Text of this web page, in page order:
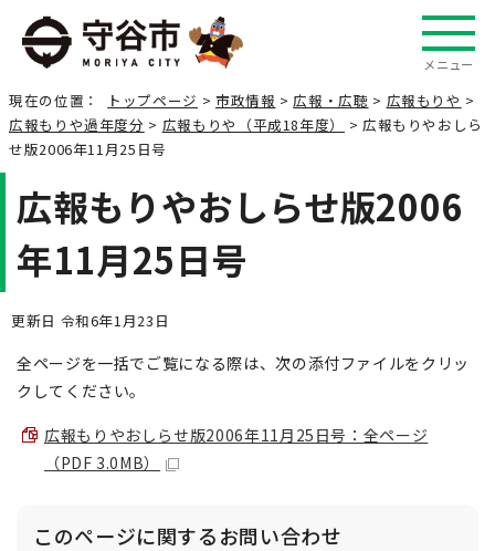
メニュー
現在の位置： トップページ > 市政情報 >広報・広聴 > 広報もりや >
広報もりや過年度分 > 広報もりや（平成18年度）
> 広報もりやおしら
せ版2006年11月25日号
広報もりやおしらせ版2006
年11月25日号
更新日 令和6年1月23日
全ページを一括でご覧になる際は、次の添付ファイルをクリッ
クしてください。
広報もりやおしらせ版2006年11月25日号：全ページ
（PDF 3.0MB）
このページに関するお問い合わせ